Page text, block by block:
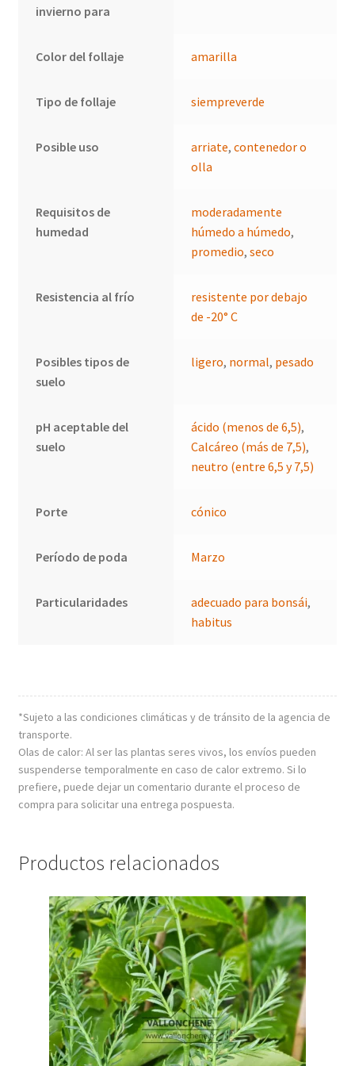
invierno para
Color del follaje amarilla
Tipo de follaje siempreverde
Posible uso arriate,contenedor o
olla
Requisitos de
humedad
moderadamente
húmedo a húmedo,
promedio,seco
Resistencia al frío
resistente por debajo
de -20° C
Posibles tipos de
suelo
ligero, normal, pesado
pH aceptable del
suelo
ácido (menos de 6,5),
Calcáreo (más de 7,5),
neutro (entre 6,5 y 7,5)
Porte cónico
Período de poda Marzo
Particularidades adecuado para bonsái,
habitus
*Sujeto a las condiciones climáticas y de tránsito de la agencia de
transporte.
Olas de calor: Al ser las plantas seres vivos, los envíos pueden
suspenderse temporalmente en caso de calor extremo. Si lo
prefiere, puede dejar un comentario durante el proceso de
compra para solicitar una entrega pospuesta.
Productos relacionados